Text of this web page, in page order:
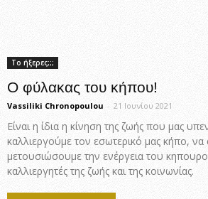
Το ήξερες;;;
Ο φύλακας του κήπου!
Vassiliki Chronopoulou - 21 Ιουνίου 2021
Είναι η ίδια η κίνηση της ζωής που μας
καλλιεργούμε τον εσωτερικό μας κήπο, να
μετουσιώσουμε την ενέργεια του
καλλιεργητές της ζωής και της κοινωνίας.